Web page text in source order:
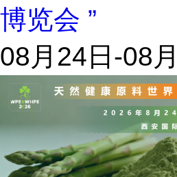
博览会 ”
08月24日-08